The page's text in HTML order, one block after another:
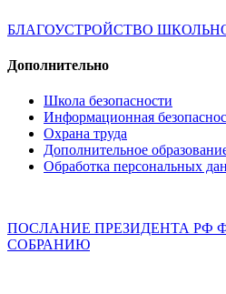
БЛАГОУСТРОЙСТВО
Дополнительно
Школа безопасности
Информационная
Охрана труда
Дополнительное
Обработка персональных
ПОСЛАНИЕ ПРЕЗИДЕНТА РФ
СОБРАНИЮ